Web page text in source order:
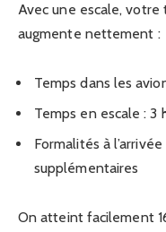
Avec une escale,
augmente nettement :
Temps dans les
Temps en escale : 3
Formalités à
supplémentaires
On atteint facilement